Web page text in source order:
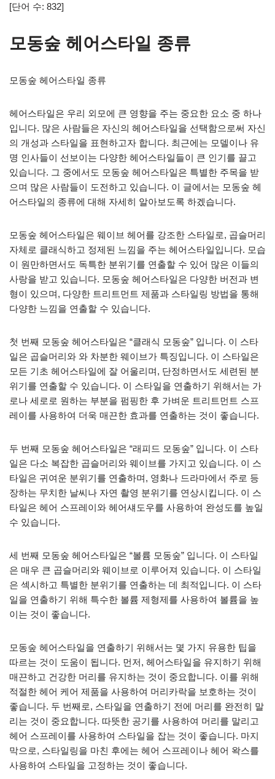
[단어 수: 832]
모동숲 헤어스타일 종류
모동숲 헤어스타일 종류
헤어스타일은 우리 외모에 큰 영향을 주는 중요한 요소 중 하나
입니다. 많은 사람들은 자신의 헤어스타일을 선택함으로써 자신
의 개성과 스타일을 표현하고자 합니다. 최근에는 모델이나 유
명 인사들이 선보이는 다양한 헤어스타일들이 큰 인기를 끌고
있습니다. 그 중에서도 모동숲 헤어스타일은 특별한 주목을 받
으며 많은 사람들이 도전하고 있습니다. 이 글에서는 모동숲 헤
어스타일의 종류에 대해 자세히 알아보도록 하겠습니다.
모동숲 헤어스타일은 웨이브 헤어를 강조한 스타일로, 곱슬머리
자체로 클래식하고 정제된 느낌을 주는 헤어스타일입니다. 모습
이 원만하면서도 독특한 분위기를 연출할 수 있어 많은 이들의
사랑을 받고 있습니다. 모동숲 헤어스타일은 다양한 버전과 변
형이 있으며, 다양한 트리트먼트 제품과 스타일링 방법을 통해
다양한 느낌을 연출할 수 있습니다.
첫 번째 모동숲 헤어스타일은 “클래식 모동숲” 입니다. 이 스타
일은 곱슬머리와 와 차분한 웨이브가 특징입니다. 이 스타일은
모든 기초 헤어스타일에 잘 어울리며, 단정하면서도 세련된 분
위기를 연출할 수 있습니다. 이 스타일을 연출하기 위해서는 가
로나 세로로 원하는 부분을 펌핑한 후 가벼운 트리트먼트 스프
레이를 사용하여 더욱 매끈한 효과를 연출하는 것이 좋습니다.
두 번째 모동숲 헤어스타일은 “래피드 모동숲” 입니다. 이 스타
일은 다소 복잡한 곱슬머리와 웨이브를 가지고 있습니다. 이 스
타일은 귀여운 분위기를 연출하며, 영화나 드라마에서 주로 등
장하는 무치한 날씨나 자연 촬영 분위기를 연상시킵니다. 이 스
타일은 헤어 스프레이와 헤어섀도우를 사용하여 완성도를 높일
수 있습니다.
세 번째 모동숲 헤어스타일은 “볼륨 모동숲” 입니다. 이 스타일
은 매우 큰 곱슬머리와 웨이브로 이루어져 있습니다. 이 스타일
은 섹시하고 특별한 분위기를 연출하는 데 최적입니다. 이 스타
일을 연출하기 위해 특수한 볼륨 제형제를 사용하여 볼륨을 높
이는 것이 좋습니다.
모동숲 헤어스타일을 연출하기 위해서는 몇 가지 유용한 팁을
따르는 것이 도움이 됩니다. 먼저, 헤어스타일을 유지하기 위해
매끈하고 건강한 머리를 유지하는 것이 중요합니다. 이를 위해
적절한 헤어 케어 제품을 사용하여 머리카락을 보호하는 것이
좋습니다. 두 번째로, 스타일을 연출하기 전에 머리를 완전히 말
리는 것이 중요합니다. 따뜻한 공기를 사용하여 머리를 말리고
헤어 스프레이를 사용하여 스타일을 잡는 것이 좋습니다. 마지
막으로, 스타일링을 마친 후에는 헤어 스프레이나 헤어 왁스를
사용하여 스타일을 고정하는 것이 좋습니다.